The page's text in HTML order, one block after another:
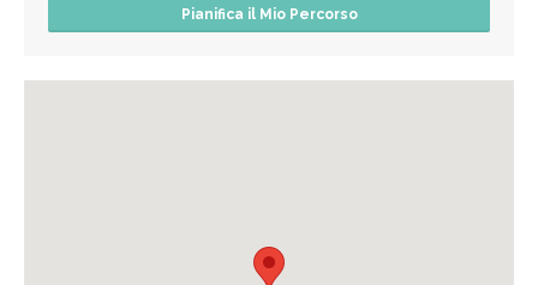
Pianifica il Mio Percorso